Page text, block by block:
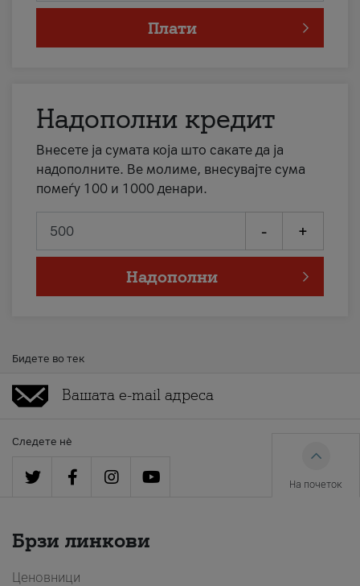
Плати
Надополни кредит
Внесете ја сумата која што сакате да ја
надополните. Ве молиме, внесувајте сума
помеѓу 100 и 1000 денари.
- +
Надополни
Бидете во тек
Следете нè
На почеток
Брзи линкови
Ценовници